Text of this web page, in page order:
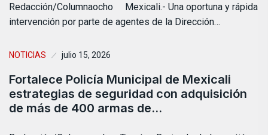
Redacción/Columnaocho Mexicali.- Una oportuna y rápida
intervención por parte de agentes de la Dirección…
NOTICIAS julio 15, 2026
Fortalece Policía Municipal de Mexicali
estrategias de seguridad con adquisición
de más de 400 armas de…